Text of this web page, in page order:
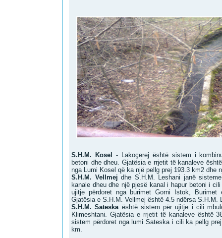
S.H.M. Kosel
- Lakoçerej është sistem i
betoni dhe dheu. Gjatësia e rrjetit të kanaleve
nga Lumi Kosel që ka një pellg prej 193.3 km2 dhe
S.H.M. Vellmej dhe S.H.M. Leshani janë
kanale dheu dhe një pjesë kanal i hapur betoni i
ujitje përdoret nga burimet Gorni Istok, Burimet
Gjatësia e S.H.M. Vellmej është 4.5 ndërsa S.H.M.
S.H.M. Sateskaështë sistem për ujitje i cili
Klimeshtani. Gjatësia e rrjetit të kanaleve është
sistem përdoret nga lumi Sateska i cili ka pellg
km.